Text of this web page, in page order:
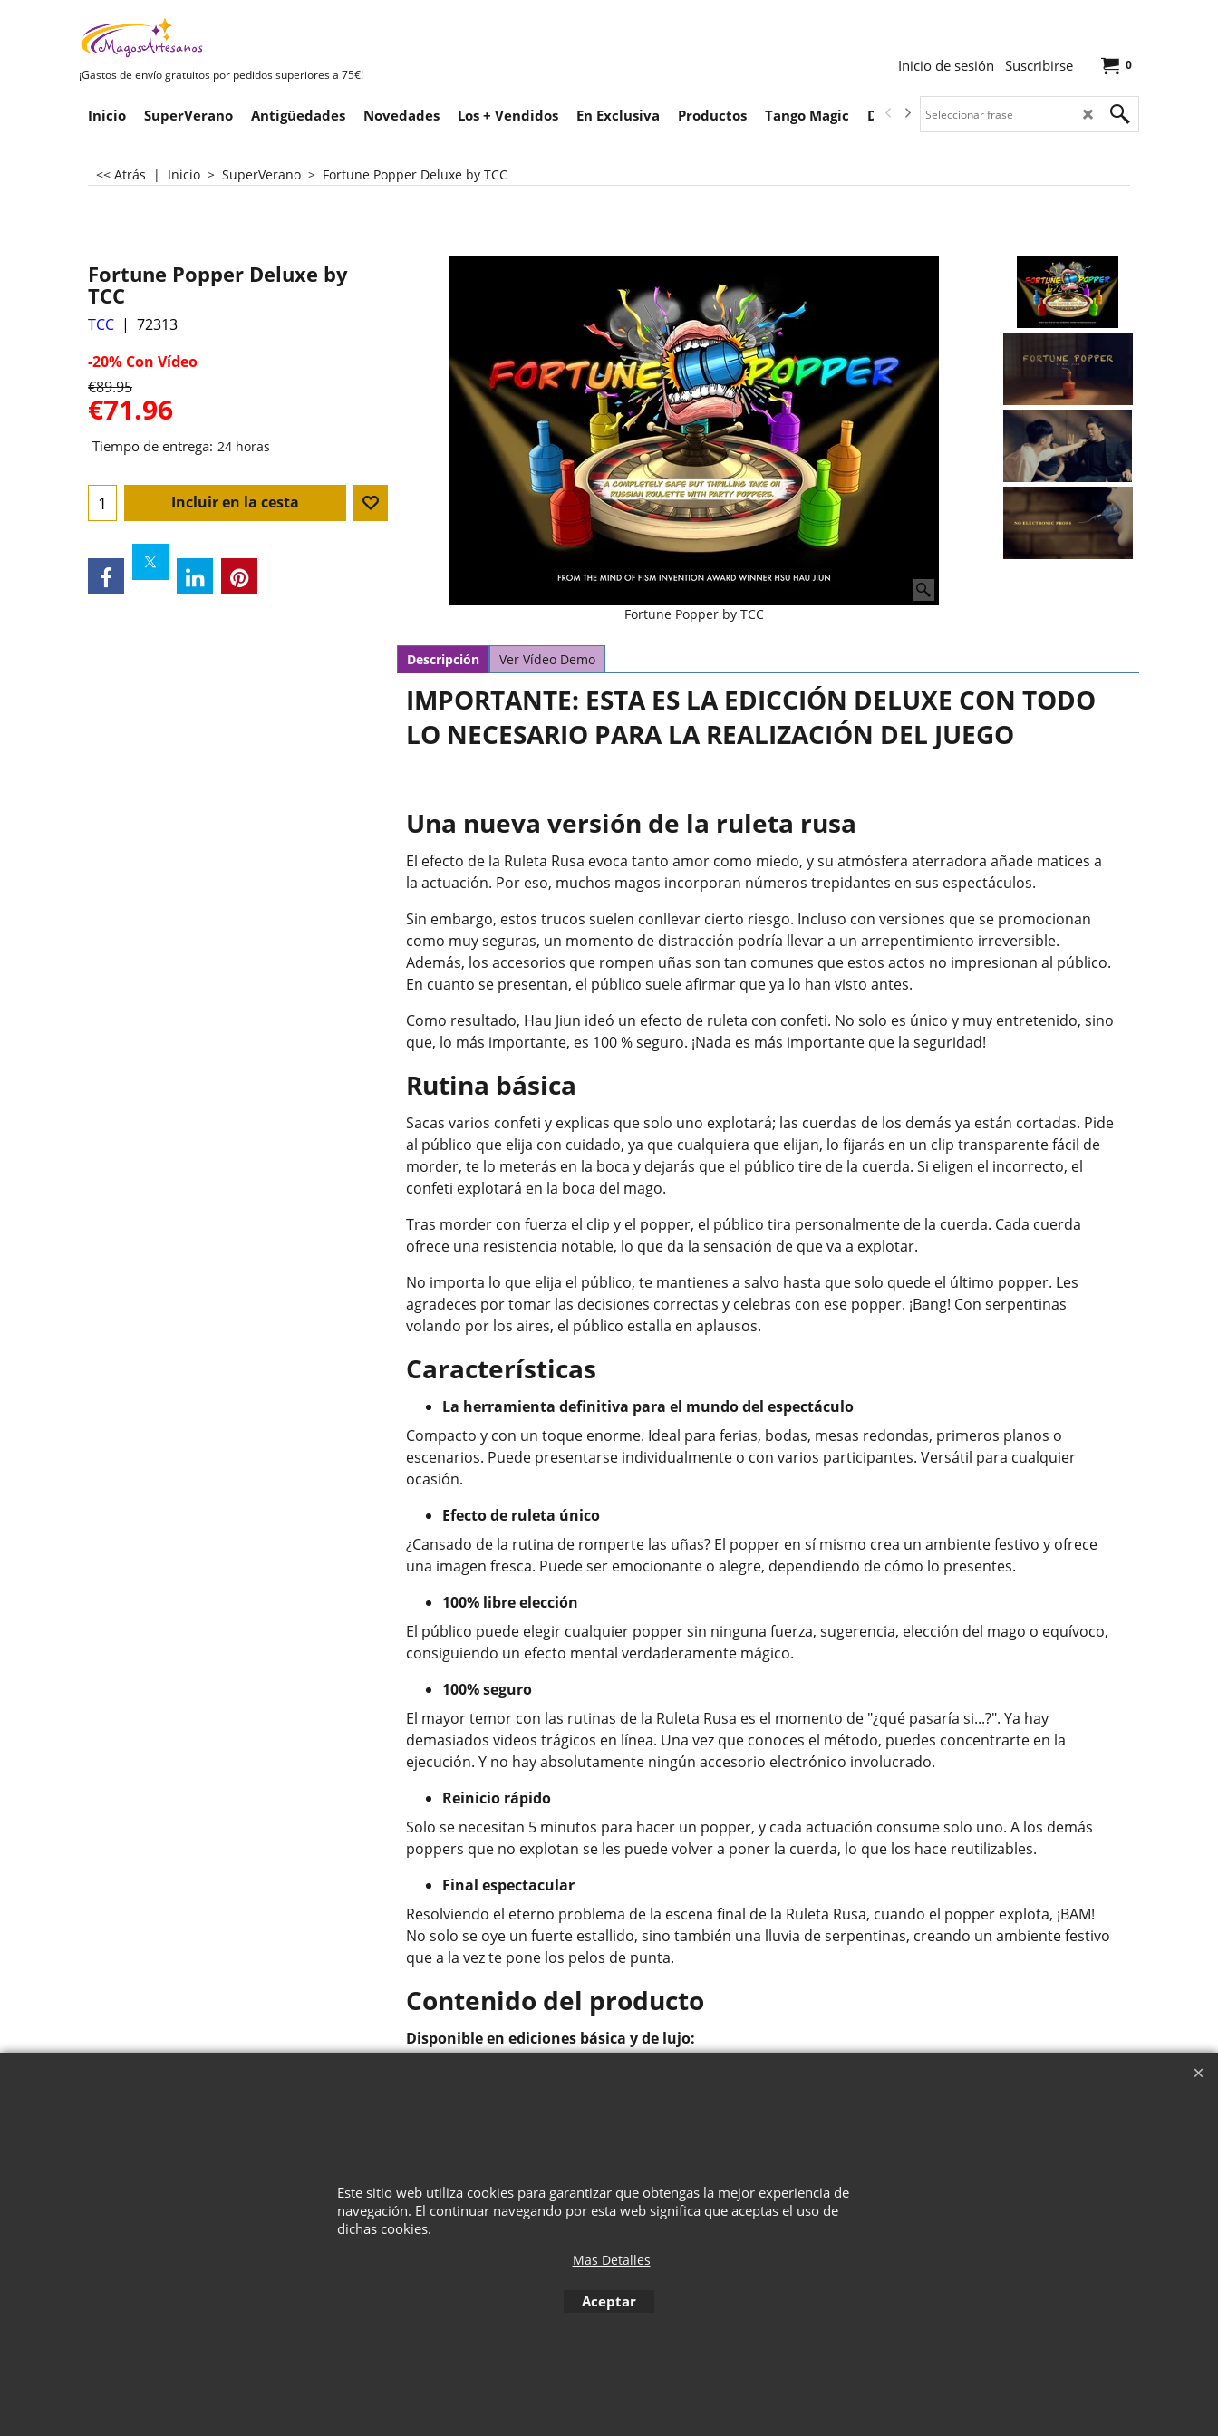
¡Gastos de envío gratuitos por pedidos superiores a 75€!
0
Inicio de sesión Suscribirse
Inicio SuperVerano Antigüedades Novedades Los + Vendidos En Exclusiva Productos Tango Magic Descargas
<< Atrás | Inicio > SuperVerano > Fortune Popper Deluxe by TCC
Fortune Popper by TCC
Fortune Popper Deluxe by
TCC
TCC
72313
-20% Con Vídeo
€89.95
€71.96
Tiempo de entrega: 24 horas
Incluir en la cesta
Descripción Ver Vídeo Demo
IMPORTANTE: ESTA ES LA EDICCIÓN DELUXE CON TODO
LO NECESARIO PARA LA REALIZACIÓN DEL JUEGO
Una nueva versión de la ruleta rusa
El efecto de la Ruleta Rusa evoca tanto amor como miedo, y su atmósfera aterradora añade matices a
la actuación. Por eso, muchos magos incorporan números trepidantes en sus espectáculos.
Sin embargo, estos trucos suelen conllevar cierto riesgo. Incluso con versiones que se promocionan
como muy seguras, un momento de distracción podría llevar a un arrepentimiento irreversible.
Además, los accesorios que rompen uñas son tan comunes que estos actos no impresionan al público.
En cuanto se presentan, el público suele afirmar que ya lo han visto antes.
Como resultado, Hau Jiun ideó un efecto de ruleta con confeti. No solo es único y muy entretenido, sino
que, lo más importante, es 100 % seguro. ¡Nada es más importante que la seguridad!
Rutina básica
Sacas varios confeti y explicas que solo uno explotará; las cuerdas de los demás ya están cortadas. Pide
al público que elija con cuidado, ya que cualquiera que elijan, lo fijarás en un clip transparente fácil de
morder, te lo meterás en la boca y dejarás que el público tire de la cuerda. Si eligen el incorrecto, el
confeti explotará en la boca del mago.
Tras morder con fuerza el clip y el popper, el público tira personalmente de la cuerda. Cada cuerda
ofrece una resistencia notable, lo que da la sensación de que va a explotar.
No importa lo que elija el público, te mantienes a salvo hasta que solo quede el último popper. Les
agradeces por tomar las decisiones correctas y celebras con ese popper. ¡Bang! Con serpentinas
volando por los aires, el público estalla en aplausos.
Características
La herramienta definitiva para el mundo del espectáculo
Compacto y con un toque enorme. Ideal para ferias, bodas, mesas redondas, primeros planos o
escenarios. Puede presentarse individualmente o con varios participantes. Versátil para cualquier
ocasión.
Efecto de ruleta único
¿Cansado de la rutina de romperte las uñas? El popper en sí mismo crea un ambiente festivo y ofrece
una imagen fresca. Puede ser emocionante o alegre, dependiendo de cómo lo presentes.
100% libre elección
El público puede elegir cualquier popper sin ninguna fuerza, sugerencia, elección del mago o equívoco,
consiguiendo un efecto mental verdaderamente mágico.
100% seguro
El mayor temor con las rutinas de la Ruleta Rusa es el momento de "¿qué pasaría si...?". Ya hay
demasiados videos trágicos en línea. Una vez que conoces el método, puedes concentrarte en la
ejecución. Y no hay absolutamente ningún accesorio electrónico involucrado.
Reinicio rápido
Solo se necesitan 5 minutos para hacer un popper, y cada actuación consume solo uno. A los demás
poppers que no explotan se les puede volver a poner la cuerda, lo que los hace reutilizables.
Final espectacular
Resolviendo el eterno problema de la escena final de la Ruleta Rusa, cuando el popper explota, ¡BAM!
No solo se oye un fuerte estallido, sino también una lluvia de serpentinas, creando un ambiente festivo
que a la vez te pone los pelos de punta.
Contenido del producto
Disponible en ediciones básica y de lujo:
¿Quiénes Somos? Términos Privacidad Cesta Contacto
To create online store
Este sitio web utiliza cookies para garantizar que obtengas la mejor experiencia de
navegación. El continuar navegando por esta web significa que aceptas el uso de
dichas cookies.
Mas Detalles
Aceptar